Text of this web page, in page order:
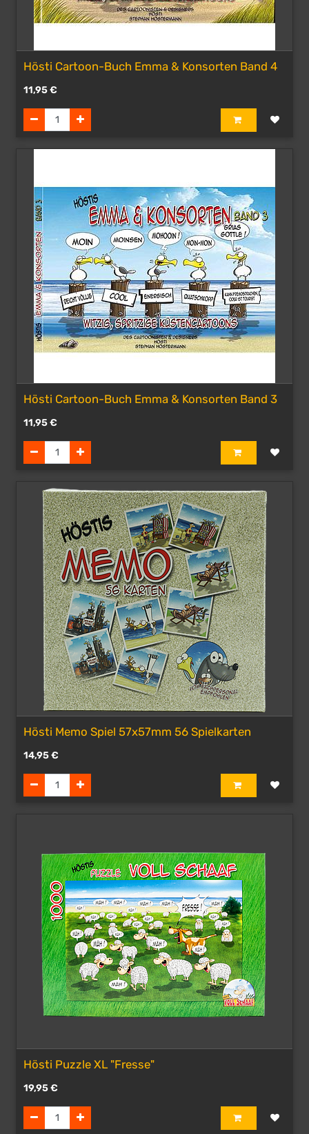
Hösti Cartoon-Buch Emma & Konsorten Band 4
11,95€
Hösti Cartoon-Buch Emma & Konsorten Band 3
11,95€
Hösti Memo Spiel 57x57mm 56 Spielkarten
14,95€
Hösti Puzzle XL "Fresse"
19,95€